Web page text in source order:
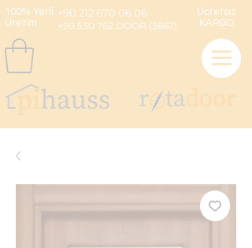
100% Yerli
Üretim
Ücretsiz
KARGO
+90 212 670 06 06
+90 530 762 DOOR (3667)